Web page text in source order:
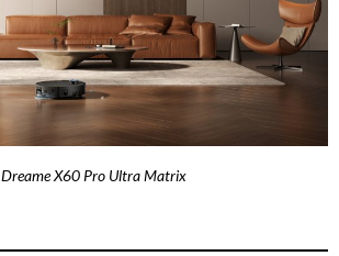
Dreame X60 Pro Ultra Matrix